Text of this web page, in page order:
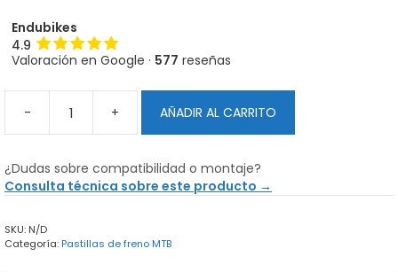
Endubikes
4.9
Valoración en Google · 577 reseñas
-
Pastillas
de
de
disco
XTR-
+ AÑADIR AL CARRITO
¿Dudas sobre compatibilidad o montaje?
Consulta técnica sobre este producto →
SKU: N/D
Categoría:Pastillas de freno MTB